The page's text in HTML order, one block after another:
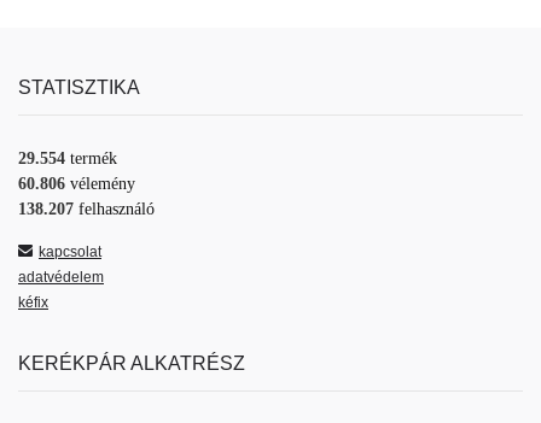
STATISZTIKA
29.554 termék
60.806 vélemény
138.207 felhasználó
kapcsolat
adatvédelem
kéfix
KERÉKPÁR ALKATRÉSZ